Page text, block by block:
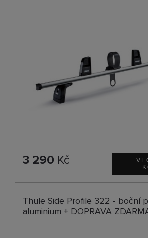
3 290 Kč
Thule Side Profile 322 - boční
aluminium + DOPRAVA